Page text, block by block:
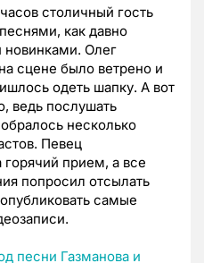
столичный гость
как давно
новинками. Олег
сцене было ветрено и
одеть шапку. А вот
ведь послушать
несколько
Певец
горячий прием, а все
попросил отсылать
самые